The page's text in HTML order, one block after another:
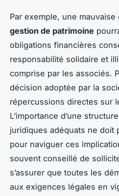
Par exemple, une
gestion de patrimoine
obligations financières
responsabilité solidaire et
comprise par les associés.
décision adoptée par la
répercussions directes sur
L’importance d’une
juridiques adéquats ne doit
pour naviguer ces
souvent conseillé de
s’assurer que toutes les
aux exigences légales en